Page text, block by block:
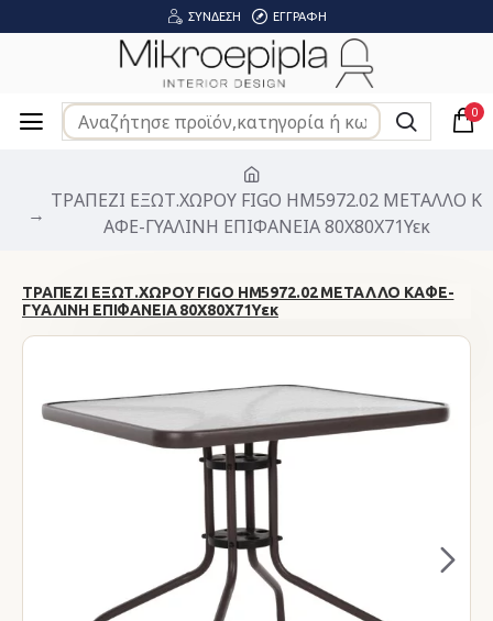
ΣΎΝΔΕΣΗ ΕΓΓΡΑΦΉ
0
ΤΡΑΠΕΖΙ ΕΞΩΤ.ΧΩΡΟΥ FIGO HM5972.02 ΜΕΤΑΛΛΟ Κ
ΑΦΕ-ΓΥΑΛΙΝΗ ΕΠΙΦΑΝΕΙΑ 80Χ80Χ71Υεκ
ΤΡΑΠΕΖΙ ΕΞΩΤ.ΧΩΡΟΥ FIGO HM5972.02 ΜΕΤΑΛΛΟ ΚΑΦΕ-
ΓΥΑΛΙΝΗ ΕΠΙΦΑΝΕΙΑ 80Χ80Χ71Υεκ